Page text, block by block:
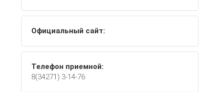
Официальный сайт:
Телефон приемной:
8(34271) 3-14-76